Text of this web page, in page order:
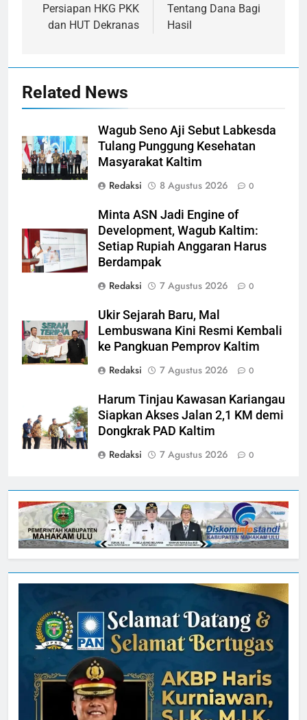
Persiapan HKG PKK
dan HUT Dekranas
Tentang Dana Bagi
Hasil
Related News
Wagub Seno Aji Sebut Labkesda
Tulang Punggung Kesehatan
Masyarakat Kaltim
Redaksi
8 Agustus 2026 0
Minta ASN Jadi Engine of
Development, Wagub Kaltim:
Setiap Rupiah Anggaran Harus
Berdampak
Redaksi
7 Agustus 2026 0
Ukir Sejarah Baru, Mal
Lembuswana Kini Resmi Kembali
ke Pangkuan Pemprov Kaltim
Redaksi
7 Agustus 2026 0
Harum Tinjau Kawasan Kariangau
Siapkan Akses Jalan 2,1 KM demi
Dongkrak PAD Kaltim
Redaksi
7 Agustus 2026 0